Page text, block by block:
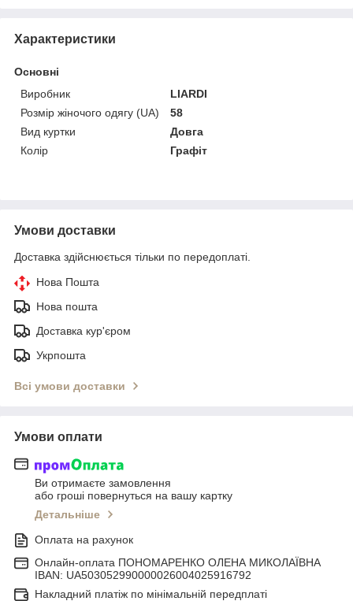
Характеристики
Основні
Виробник
LIARDI
Розмір жіночого одягу (UA)
58
Вид куртки
Довга
Колір
Графіт
Умови доставки
Доставка здійснюється тільки по передоплаті.
Нова Пошта
Нова пошта
Доставка кур'єром
Укрпошта
Всі умови доставки
Умови оплати
Ви отримаєте замовлення
або гроші повернуться на вашу картку
Детальніше
Оплата на рахунок
Онлайн-оплата ПОНОМАРЕНКО ОЛЕНА МИКОЛАЇВНА
IBAN: UA503052990000026004025916792
Накладний платіж по мінімальній передплаті